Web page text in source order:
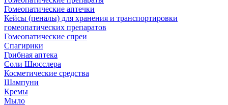
Гомеопатические аптечки
Кейсы (пеналы) для хранения и транспортировки
гомеопатических препаратов
Гомеопатические спреи
Спагирики
Грибная аптека
Соли Шюсслера
Косметические средства
Шампуни
Кремы
Мыло